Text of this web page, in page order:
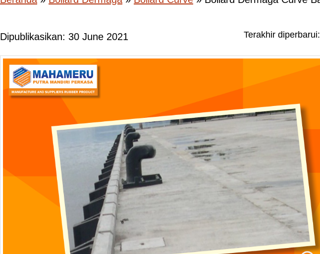
Dipublikasikan: 30 June 2021 Terakhir diperbarui: